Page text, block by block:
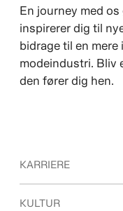
En journey med
inspirerer dig til
bidrage til en
modeindustri. Bliv
den fører dig hen.
KARRIERE
Karrieremuligheder
KULTUR